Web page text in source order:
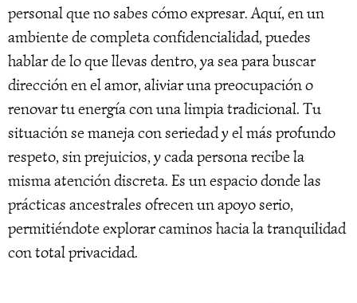
personal que no sabes cómo expresar. Aquí, en un
ambiente de completa confidencialidad, puedes
hablar de lo que llevas dentro, ya sea para buscar
dirección en el amor, aliviar una preocupación o
renovar tu energía con una limpia tradicional. Tu
situación se maneja con seriedad y el más profundo
respeto, sin prejuicios, y cada persona recibe la
misma atención discreta. Es un espacio donde las
prácticas ancestrales ofrecen un apoyo serio,
permitiéndote explorar caminos hacia la tranquilidad
con total privacidad.